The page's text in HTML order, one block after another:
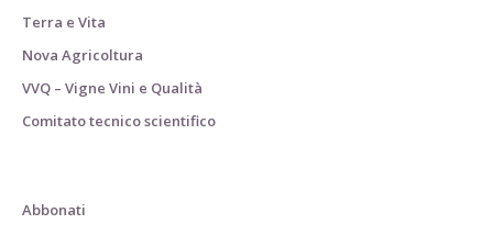
Terra e Vita
Nova Agricoltura
VVQ – Vigne Vini e Qualità
Comitato tecnico scientifico
Abbonati